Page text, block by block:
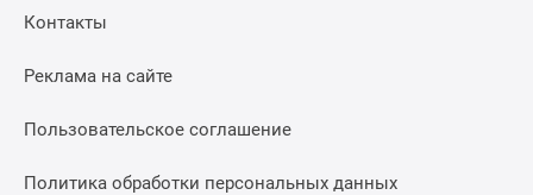
Контакты
Реклама на сайте
Пользовательское соглашение
Политика обработки персональных данных